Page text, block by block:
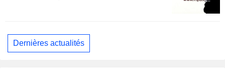
Dernières actualités